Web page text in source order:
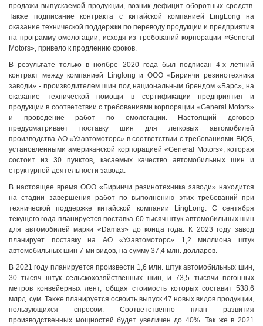
продажи выпускаемой продукции, возник дефицит оборотных средств.
Также подписание контракта с китайской компанией LingLong на
оказание технической поддержки по переводу продукции и предприятия
на программу омологации, исходя из требований корпорации «General
Motors», привело к продлению сроков.
В результате только в ноябре 2020 года был подписан 4-х летний
контракт между компанией Linglong и ООО «Биринчи резинотехника
заводи» - производителем шин под национальным брендом «Барс», на
оказание технической помощи в сертификации предприятия и
продукции в соответствии с требованиями корпорации «General Motors»
и проведение работ по омологации. Настоящий договор
предусматривает поставку шин для легковых автомобилей
производства АО «Узавтомоторс» в соответствии с требованиями BIQS,
установленными американской корпорацией «General Motors», которая
состоит из 30 пунктов, касаемых качество автомобильных шин и
структурной деятельности завода.
В настоящее время ООО «Биринчи резинотехника заводи» находится
на стадии завершения работ по выполнению этих требований при
технической поддержке китайской компании LingLong. С сентября
текущего года планируется поставка 60 тысяч штук автомобильных шин
для автомобилей марки «Damas» до конца года. К 2023 году завод
планирует поставку на АО «Узавтомоторс» 1,2 миллиона штук
автомобильных шин 7-ми видов, на сумму 37,4 млн. долларов.
В 2021 году планируется произвести 1,6 млн. штук автомобильных шин,
30 тысяч штук сельскохозяйственных шин, и 73,5 тысячи погонных
метров конвейерных лент, общая стоимость которых составит 538,6
млрд. сум. Также планируется освоить выпуск 47 новых видов продукции,
пользующихся спросом. Соответственно план развития
производственных мощностей будет увеличен до 40%. Так же в 2021